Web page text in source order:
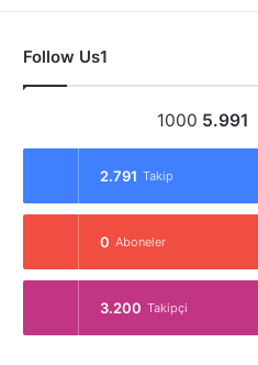
Follow Us1
1000 5.991
2.791 Takip
0 Aboneler
3.200 Takipçi